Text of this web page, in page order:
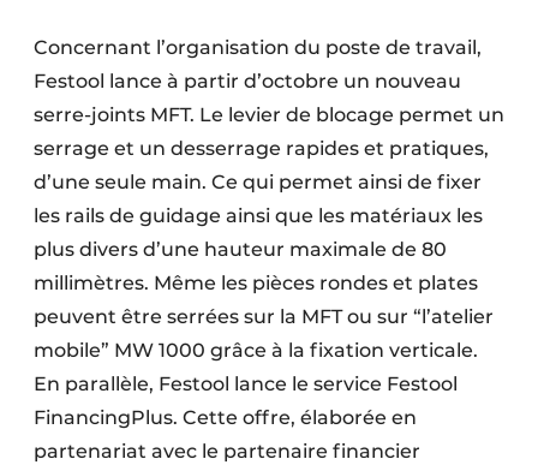
Concernant l’organisation du poste de travail,
Festool lance à partir d’octobre un nouveau
serre-joints MFT. Le levier de blocage permet un
serrage et un desserrage rapides et pratiques,
d’une seule main. Ce qui permet ainsi de fixer
les rails de guidage ainsi que les matériaux les
plus divers d’une hauteur maximale de 80
millimètres. Même les pièces rondes et plates
peuvent être serrées sur la MFT ou sur “l’atelier
mobile” MW 1000 grâce à la fixation verticale.
En parallèle, Festool lance le service Festool
FinancingPlus. Cette offre, élaborée en
partenariat avec le partenaire financier